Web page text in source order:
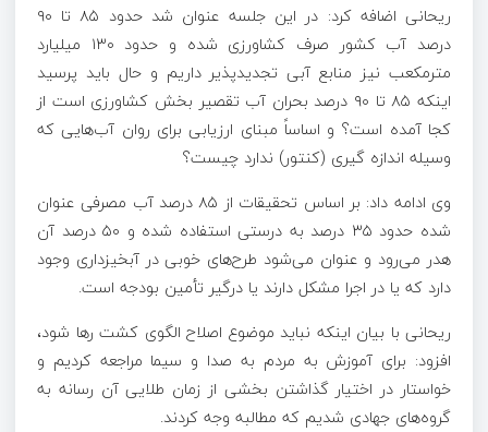
ریحانی اضافه کرد: در این جلسه عنوان شد حدود ۸۵ تا ۹۰
درصد آب کشور صرف کشاورزی شده و حدود ۱۳۰ میلیارد
مترمکعب نیز منابع آبیتجدیدپذیر داریم و حال باید پرسید
اینکه ۸۵ تا ۹۰ درصد بحران آب تقصیر بخش کشاورزی است از
کجا آمده است؟ و اساساً مبنای ارزیابی برای روان آب‌هایی که
وسیله اندازه گیری (کنتور) ندارد چیست؟
وی ادامه داد: بر اساس تحقیقات از ۸۵ درصد آب مصرفی عنوان
شده حدود ۳۵ درصد به درستی استفاده شده و ۵۰ درصد آن
هدر می‌رود و عنوان می‌شود طرح‌های خوبی در آبخیزداری وجود
دارد که یا در اجرا مشکل دارند یا درگیر تأمین بودجه است.
ریحانی با بیان اینکه نباید موضوع اصلاح الگوی کشت رها شود،
افزود: برای آموزش به مردم به صدا و سیما مراجعه کردیم و
خواستار در اختیار گذاشتن بخشی از زمان طلایی آن رسانه به
گروه‌های جهادی شدیم که مطالبه وجه کردند.